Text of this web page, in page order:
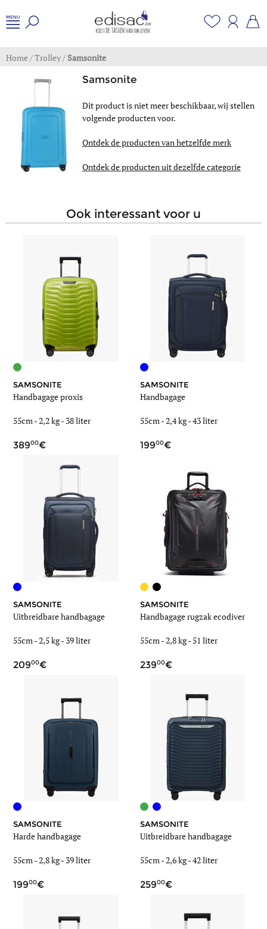
Home/Trolley/ Samsonite
Samsonite
Dit product is niet meer beschikbaar, wij stellen
volgende producten voor.
Ontdek de producten van hetzelfde merk
Ontdek de producten uit dezelfde categorie
ook interessant voor u
SAMSONITE
Handbagage proxis
55cm -2,2 kg- 38 liter
38900
SAMSONITE
Handbagage
55cm -2,4 kg-43 liter
19900
SAMSONITE
Uitbreidbare handbagage
55cm -2,5 kg- 39 liter
20900
SAMSONITE
Handbagage rugzak ecodiver
55cm -2,8 kg- 51 liter
23900
SAMSONITE
Harde handbagage
55cm -2,8 kg- 39 liter
19900
SAMSONITE
Uitbreidbare handbagage
55cm -2,6 kg-42 liter
25900